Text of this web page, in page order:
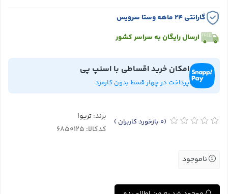
گارانتی ۲۴ ماهه وستا سرویس
ارسال رایگان به سراسر کشور
امکان خرید اقساطی با اسنپ پی
پرداخت در چهار قسط بدون کارمزد
(0 بازخورد کاربران ) برند:تریوا
کدکالا:
ناموجود